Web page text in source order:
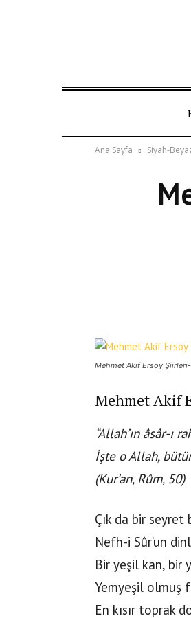
Ana Sayfa Siyah-
Mehmet Akif Ersoy
Mehmet Akif
“Allah’ın âsâr-ı
İşte o Allah,
(Kur’an, Rûm, 50)
Çık da bir seyret
Nefh-i Sûr’un
Bir yeşil kan, bir
Yemyeşil olmuş
En kısır toprak